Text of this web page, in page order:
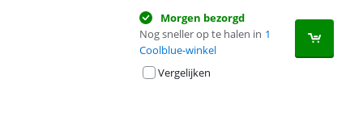
Morgen bezorgd
Nog sneller op te halen in 1
Coolblue-winkel
Vergelijken